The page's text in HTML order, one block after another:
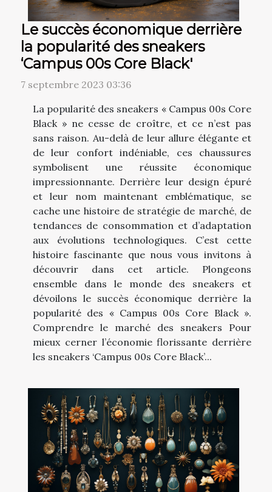
Le succès économique derrière
la popularité des sneakers
‘Campus 00s Core Black'
7 septembre 2023 03:36
La popularité des sneakers « Campus 00s Core
Black » ne cesse de croître, et ce n’est pas
sans raison. Au-delà de leur allure élégante et
de leur confort indéniable, ces chaussures
symbolisent une réussite économique
impressionnante. Derrière leur design épuré
et leur nom maintenant emblématique, se
cache une histoire de stratégie de marché, de
tendances de consommation et d’adaptation
aux évolutions technologiques. C’est cette
histoire fascinante que nous vous invitons à
découvrir dans cet article. Plongeons
ensemble dans le monde des sneakers et
dévoilons le succès économique derrière la
popularité des « Campus 00s Core Black ».
Comprendre le marché des sneakers Pour
mieux cerner l’économie florissante derrière
les sneakers ‘Campus 00s Core Black’...